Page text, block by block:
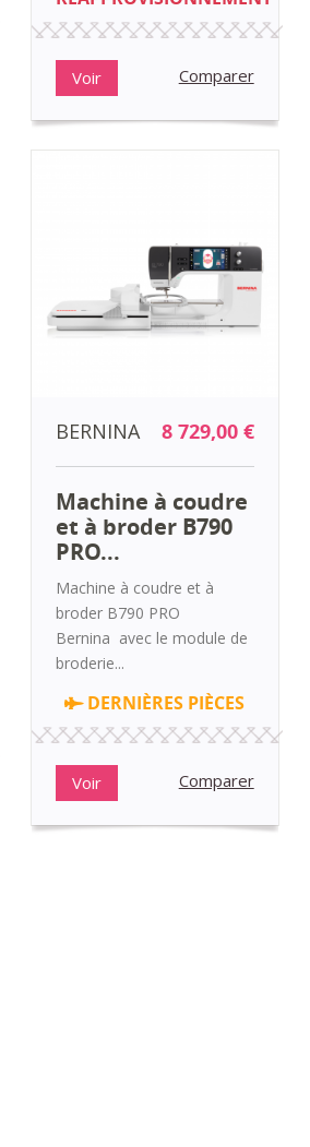
Voir Comparer
BERNINA 8 729,00 €
Machine à coudre
et à broder B790
PRO...
Machine à coudre et à
broder B790 PRO
Bernina avec le module de
broderie...
DERNIÈRES PIÈCES
Voir Comparer